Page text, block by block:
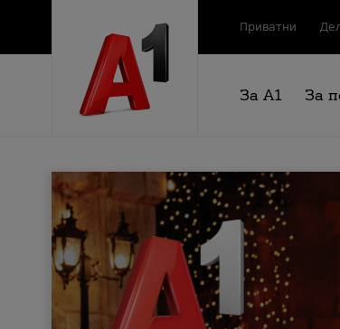
Приватни
За А1 За